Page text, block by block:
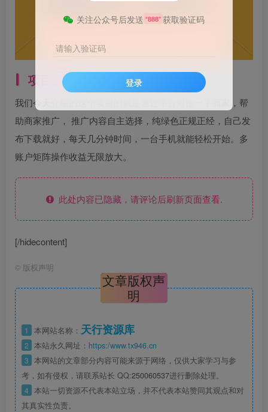
项目介绍
我们今天介绍的这个项目的就是通过平台对接一手商家，帮
助商家推广， 推广内容自主选择，纯绿色正规正经，自己发
布下载就好，每天几分钟时间，一台手机就能轻松开始。多
账户矩阵操作收益无限放大。
此处内容已隐藏，请评论后刷新页面查看.
[/hidecontent]
© 版权声明
文章版权声
明
1 本网站名称： 天行资源库
2 本站永久网址： https:/www.tx946.cn
3 本网站的文章部分内容可能来源于网络，仅供大家学习与参
考，如有侵权，请联系站长 QQ:250060537进行删除处理。
4 本站一切资源不代表本站立场，并不代表本站赞同其观点和对
其真实性负责。
关注公众号后发送 “888” 获取验证码
请输入验证码
登录